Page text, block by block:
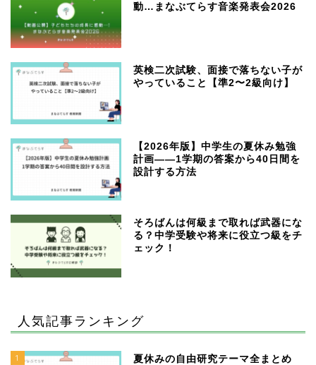
動…まなぶてらす音楽発表会2026
英検二次試験、面接で落ちない子が
やっていること【準2〜2級向け】
【2026年版】中学生の夏休み勉強
計画——1学期の答案から40日間を
設計する方法
そろばんは何級まで取れば武器にな
る？中学受験や将来に役立つ級をチ
ェック！
人気記事ランキング
1
夏休みの自由研究テーマ全まとめ